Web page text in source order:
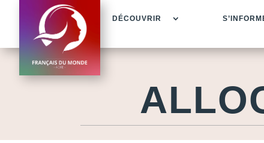
DÉCOUVRIR